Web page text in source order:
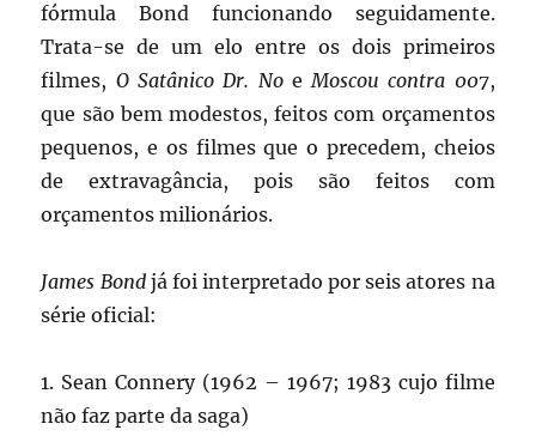
fórmula Bond funcionando seguidamente.
Trata-se de um elo entre os dois primeiros
filmes, O Satânico Dr. NoeMoscou contra 007,
que são bem modestos, feitos com orçamentos
pequenos, e os filmes que o precedem, cheios
de extravagância, pois são feitos com
orçamentos milionários.
James Bondjá foi interpretado por seis atores na
série oficial:
1. Sean Connery (1962 – 1967; 1983 cujo filme
não faz parte da saga)